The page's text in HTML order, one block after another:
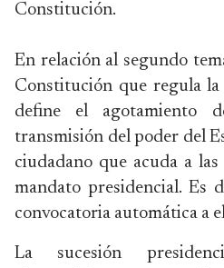
Constitución.
En relación al segundo
Constitución que regula la
define el agotamiento
transmisión del poder del
ciudadano que acuda a
mandato presidencial. Es
convocatoria automática a
La sucesión